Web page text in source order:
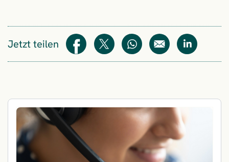
Jetzt teilen Teilen Teilen WhatsAppE-Mail Teilen